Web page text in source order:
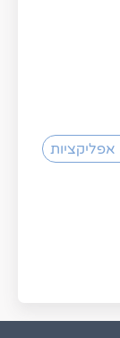
אפליקציות